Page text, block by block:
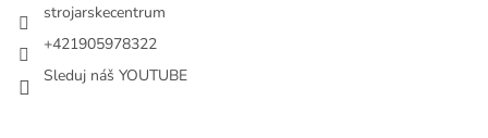
strojarskecentrum
+421905978322
Sleduj náš YOUTUBE